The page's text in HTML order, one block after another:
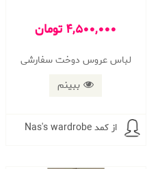
4,500,000 تومان
لباس عروس دوخت سفارشی
ببینم
از کمد Nas's wardrobe